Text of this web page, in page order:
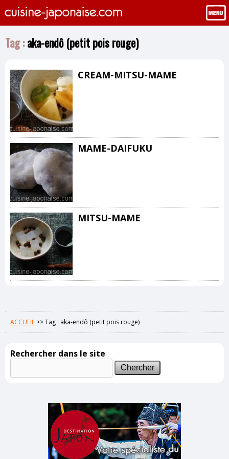
Tag :aka-endô (petit pois rouge)
CREAM-MITSU-MAME
MAME-DAIFUKU
MITSU-MAME
ACCUEIL >>Tag : aka-endô (petit pois rouge)
Rechercher dans le site